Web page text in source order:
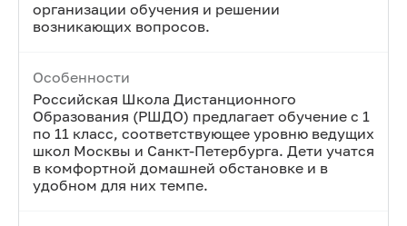
организации обучения и решении
возникающих вопросов.
Особенности
Российская Школа Дистанционного
Образования (РШДО) предлагает обучение с 1
по 11 класс, соответствующее уровню ведущих
школ Москвы и Санкт-Петербурга. Дети учатся
в комфортной домашней обстановке и в
удобном для них темпе.